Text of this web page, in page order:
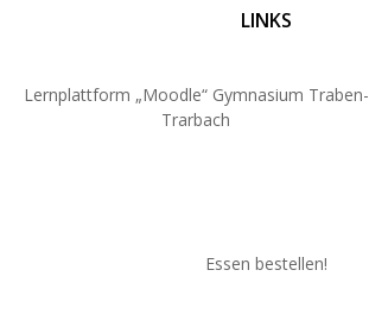
LINKS
Lernplattform „Moodle“ Gymnasium Traben-
Trarbach
Essen bestellen!